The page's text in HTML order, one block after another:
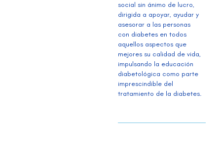
social sin ánimo de lucro,
dirigida a apoyar, ayudar y
asesorar a las personas
con diabetes en todos
aquellos aspectos que
mejores su calidad de vida,
impulsando la educación
diabetológica como parte
imprescindible del
tratamiento de la diabetes.